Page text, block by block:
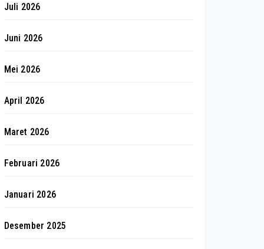
Juli 2026
Juni 2026
Mei 2026
April 2026
Maret 2026
Februari 2026
Januari 2026
Desember 2025